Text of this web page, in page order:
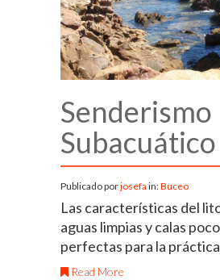
Senderismo
Subacuático
Publicado porjosefa in:Buceo
Las características del
aguas limpias y calas
perfectas para la
Read More